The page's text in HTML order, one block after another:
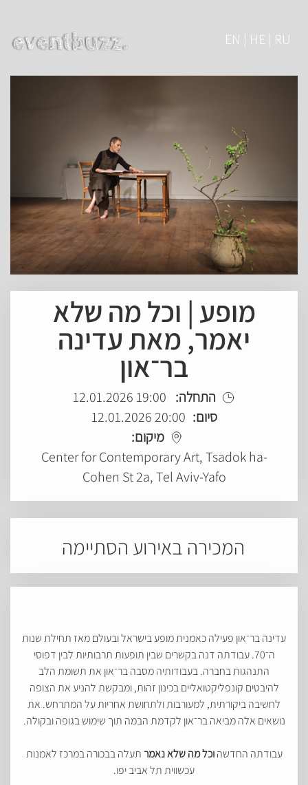
EN | HE | RU
מופע | וכל מה שלא
יאמר, מאת עדינה
בר־און
התחלה: 19:00 12.01.2026
סיום: 20:00 12.01.2026
מיקום:
Center for Contemporary Art, Tsadok ha-
Cohen St 2a, Tel Aviv-Yafo
המכירה באירוע הסתיימה
עדינה בר־און פעילה כאמנית מופע בישראל ובעולם מאז תחילת שנות
ה־70. עבודתה דנה בקשרים שבין תופעות תרבותיות לבין דפוסי
התנהגות בחברה. בעבודותיה מסבה בר־און את תשומת הלב
להיבטים קונפליקטואליים בכינון זהות, ומבקשת להניע את הצופה
לחשיבה ביקורתית, למעורבות ולתחושת אחריות על המתרחש. את
נושאים אלה מביאה בר־און לקדמת הבמה תוך שימוש בגופה ובקולה.
עבודתה החדשהוכל מה שלא נאמרתעלה בבכורה במרכז לאמנות
עכשווית תל אביב יפו.